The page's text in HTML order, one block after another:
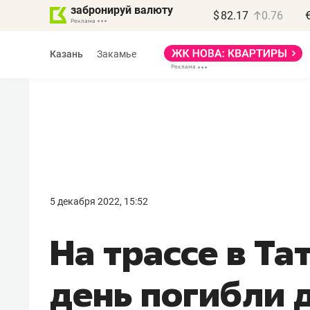
забронируй валюту $ 82.17 0.76
Казань Закамье
5 декабря 2022, 15:52
На трассе в
день погибли
правил, бизнес может
потерять минимум